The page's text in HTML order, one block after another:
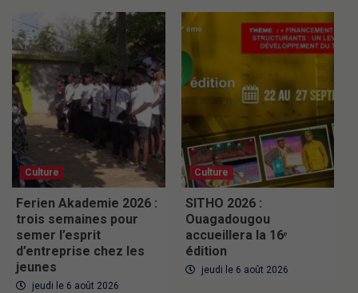
Culture
Ferien Akademie 2026 :
trois semaines pour
semer l’esprit
d’entreprise chez les
jeunes
jeudi le 6 août 2026
Culture
SITHO 2026 :
Ouagadougou
accueillera la 16ᵉ
édition
jeudi le 6 août 2026